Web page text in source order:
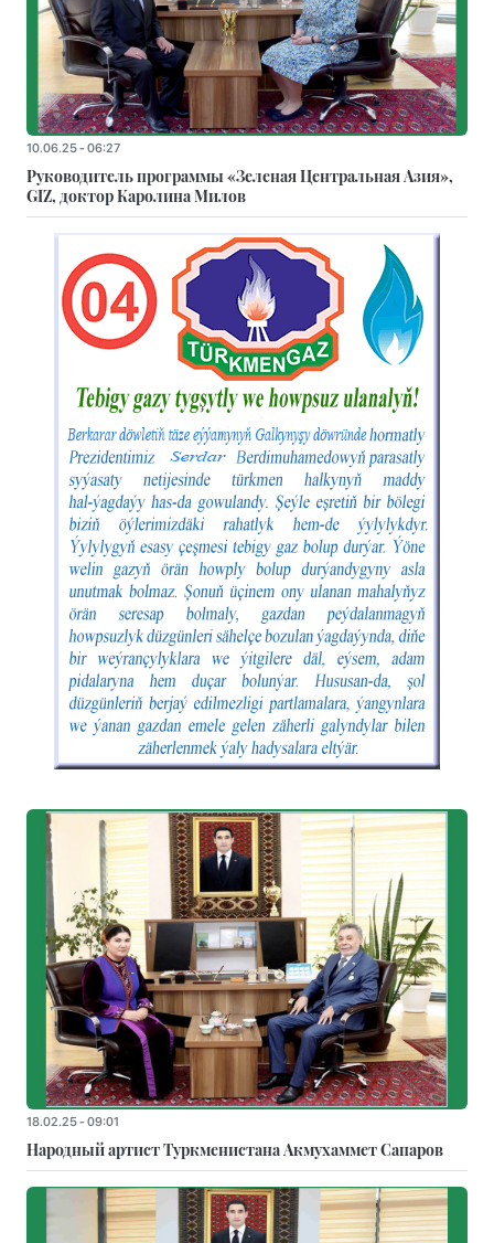
10.06.25 - 06:27
Руководитель программы «Зеленая Центральная Азия»,
GIZ, доктор Каролина Милов
18.02.25 - 09:01
Народный артист Туркменистана Акмухаммет Сапаров